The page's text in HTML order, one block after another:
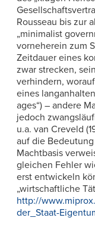
Rousseau bis zur
„minimalist
vorneherein zum
Zeitdauer eines
zwar strecken,
verhindern,
eines
ages“) – andere
jedoch
u.a. van Creveld
auf die
Machtbasis
gleichen Fehler
erst entwickeln
„wirtschaftliche
http://
der_Staat-